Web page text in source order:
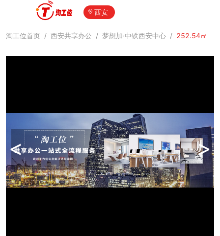
西安
淘工位首页 / 西安共享办公 / 梦想加·中铁西安中心 / 252.54㎡
< >